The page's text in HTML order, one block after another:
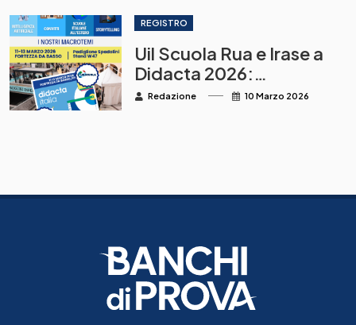
REGISTRO
Uil Scuola Rua e Irase a
Didacta 2026:
innovazione, IA,
Redazione 10 Marzo 2026